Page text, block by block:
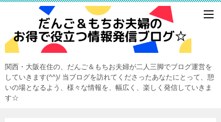
関西・大阪在住の、だんご＆もちお夫婦が二人三脚でブログ運営を
していきます(^^)/ 当ブログを訪れてくださったあなたにとって、憩
いの場となるよう、様々な情報を、幅広く、楽しく発信していきま
す☆